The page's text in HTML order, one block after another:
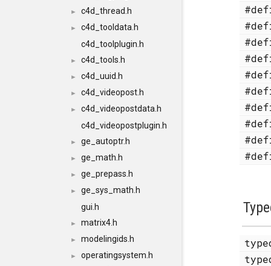
► c4d_thread.h
►
c4d_tooldata.h
c4d_toolplugin.h
► c4d_tools.h
► c4d_uuid.h
► c4d_videopost.h
►
c4d_videopostdata.h
c4d_videopostplugin.h
► ge_autoptr.h
► ge_math.h
► ge_prepass.h
►
ge_sys_math.h
gui.h
► matrix4.h
► modelingids.h
► operatingsystem.h